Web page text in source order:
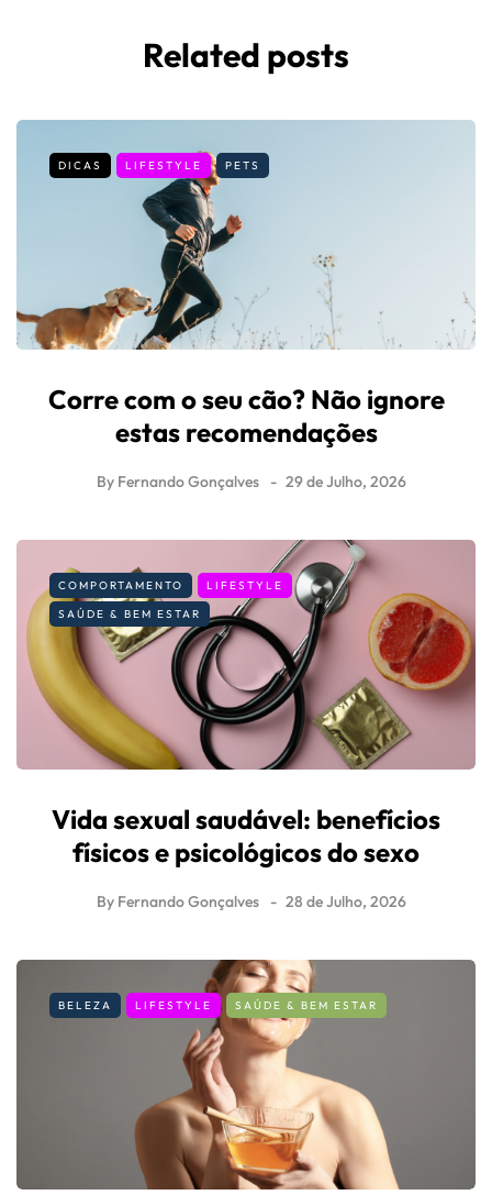
Related posts
DICAS LIFESTYLE PETS
Corre com o seu cão? Não ignore
estas recomendações
By Fernando Gonçalves 29 de Julho, 2026
COMPORTAMENTO
LIFESTYLE
SAÚDE & BEM ESTAR
Vida sexual saudável: benefícios
físicos e psicológicos do sexo
By Fernando Gonçalves 28 de Julho, 2026
BELEZA LIFESTYLE SAÚDE & BEM ESTAR